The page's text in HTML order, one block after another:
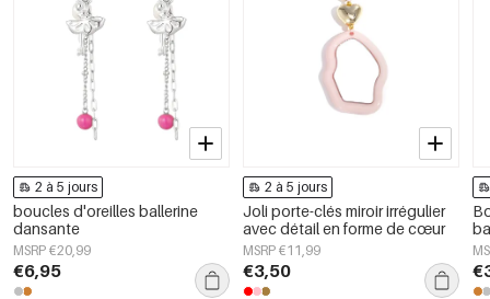
2 à 5 jours
boucles d'oreilles ballerine
dansante
MSRP €20,99
€6,95
2 à 5 jours
Joli porte-clés miroir irrégulier
avec détail en forme de cœur
MSRP €11,99
€3,50